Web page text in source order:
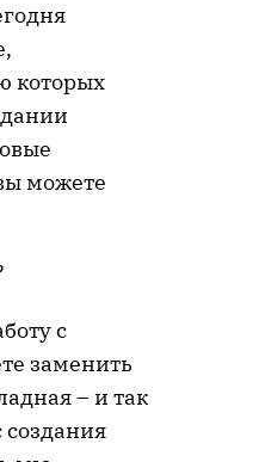
которых
можете
с
заменить
– и так